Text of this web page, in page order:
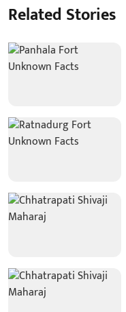
Related Stories